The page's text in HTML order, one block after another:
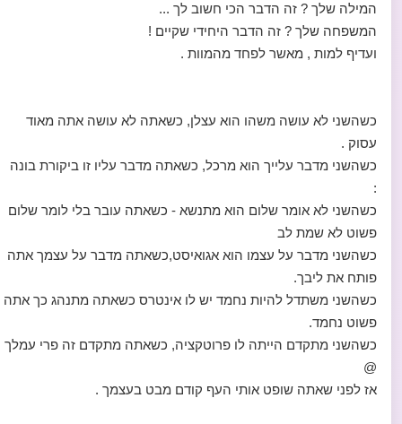
המילה שלך ? זה הדבר הכי חשוב לך ...
המשפחה שלך ? זה הדבר היחידי שקיים !
ועדיף למות , מאשר לפחד מהמוות .
כשהשני לא עושה משהו הוא עצלן, כשאתה לא עושה אתה מאוד
עסוק .
כשהשני מדבר עלייך הוא מרכל, כשאתה מדבר עליו זו ביקורת בונה
:
כשהשני לא אומר שלום הוא מתנשא - כשאתה עובר בלי לומר שלום
פשוט לא שמת לב
כשהשני מדבר על עצמו הוא אגואיסט,כשאתה מדבר על עצמך אתה
פותח את ליבך.
כשהשני משתדל להיות נחמד יש לו אינטרס כשאתה מתנהג כך אתה
פשוט נחמד.
כשהשני מתקדם הייתה לו פרוטקציה, כשאתה מתקדם זה פרי עמלך
@
אז לפני שאתה שופט אותי העף קודם מבט בעצמך .